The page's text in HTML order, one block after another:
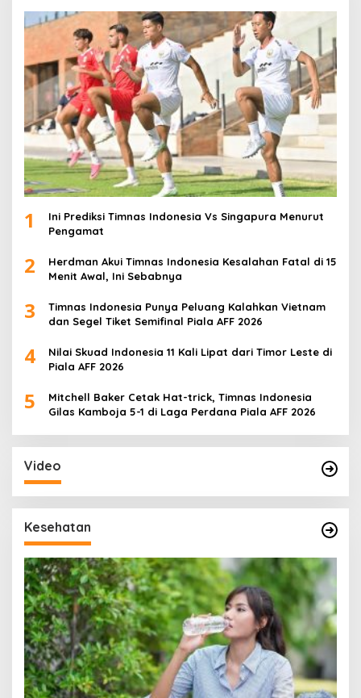
1
Ini Prediksi Timnas Indonesia Vs Singapura Menurut
Pengamat
2
Herdman Akui Timnas Indonesia Kesalahan Fatal di 15
Menit Awal, Ini Sebabnya
3
Timnas Indonesia Punya Peluang Kalahkan Vietnam
dan Segel Tiket Semifinal Piala AFF 2026
4
Nilai Skuad Indonesia 11 Kali Lipat dari Timor Leste di
Piala AFF 2026
5
Mitchell Baker Cetak Hat-trick, Timnas Indonesia
Gilas Kamboja 5-1 di Laga Perdana Piala AFF 2026
Video
Kesehatan